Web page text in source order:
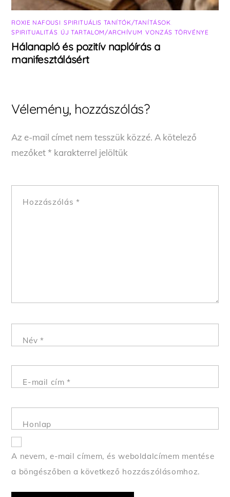
ROXIE NAFOUSI ,SPIRITUÁLIS TANÍTÓK/TANÍTÁSOK
SPIRITUALITÁS ÚJ TARTALOM/ARCHÍVUM ,VONZÁS TÖRVÉNYE
Hálanapló és pozitív naplóírás a
manifesztálásért
Vélemény, hozzászólás?
Az e-mail címet nem tesszük közzé. A kötelező
mezőket* karakterrel jelöltük
Hozzászólás *
Név *
E-mail cím*
Honlap
A nevem, e-mail címem, és weboldalcímem mentése
a böngészőben a következő hozzászólásomhoz.